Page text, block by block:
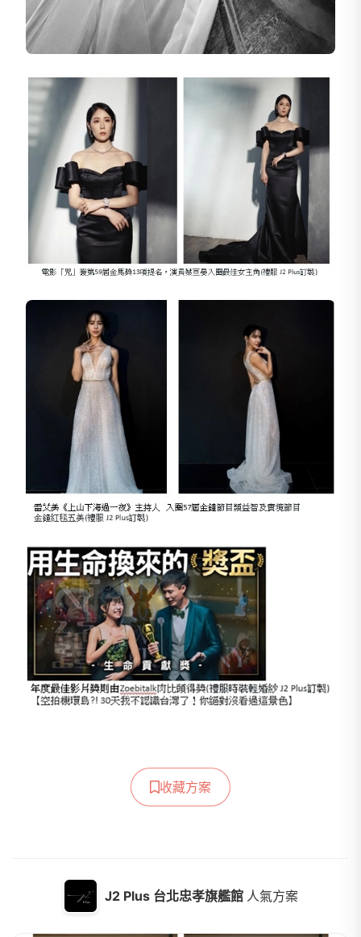
收藏方案
J2 Plus 台北忠孝旗艦館 人氣方案